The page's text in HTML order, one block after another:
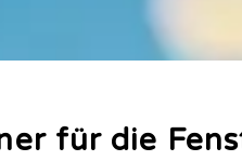
für die